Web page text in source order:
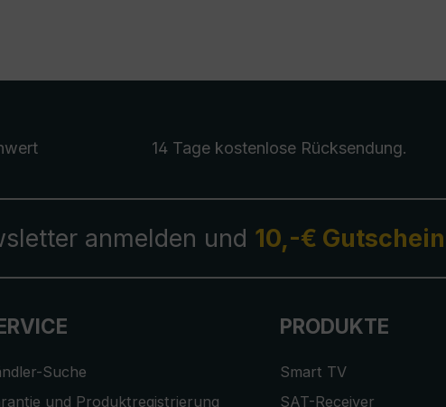
14 Tage kostenlose Rücksendung.
anmelden und 10,-€ Gutschein
Suche
und Produktregistrierung
PRODUKTE
Smart TV
SAT-Receiver